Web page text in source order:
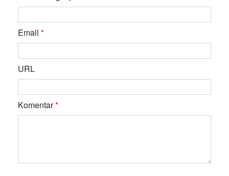
Email *
URL
Komentar*